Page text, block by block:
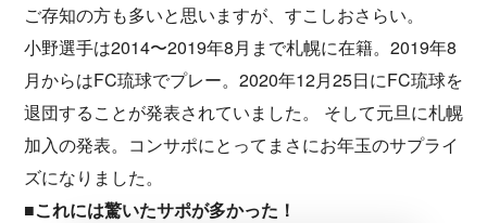
ご存知の方も多いと思いますが、すこしおさらい。
小野選手は2014〜2019年8月まで札幌に在籍。2019年8
月からはFC琉球でプレー。2020年12月25日にFC琉球を
退団することが発表されていました。 そして元旦に札幌
加入の発表。コンサポにとってまさにお年玉のサプライ
ズになりました。
■これには驚いたサポが多かった！